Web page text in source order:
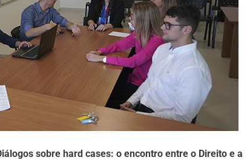
sobre hard cases: o encontro entre o Direito e a